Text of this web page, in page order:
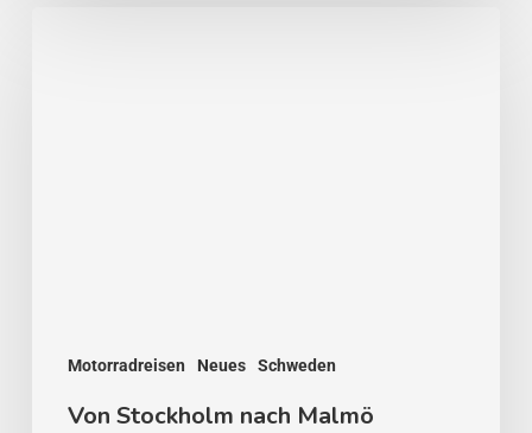
Motorradreisen Neues Schweden
Von Stockholm nach Malmö